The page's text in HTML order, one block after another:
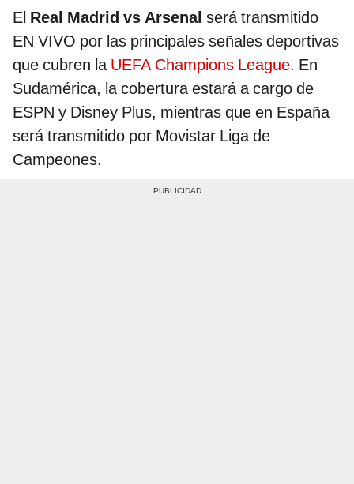
El Real Madrid vs Arsenal será transmitido
EN VIVO por las principales señales deportivas
que cubren la UEFA Champions League. En
Sudamérica, la cobertura estará a cargo de
ESPN y Disney Plus, mientras que en España
será transmitido por Movistar Liga de
Campeones.